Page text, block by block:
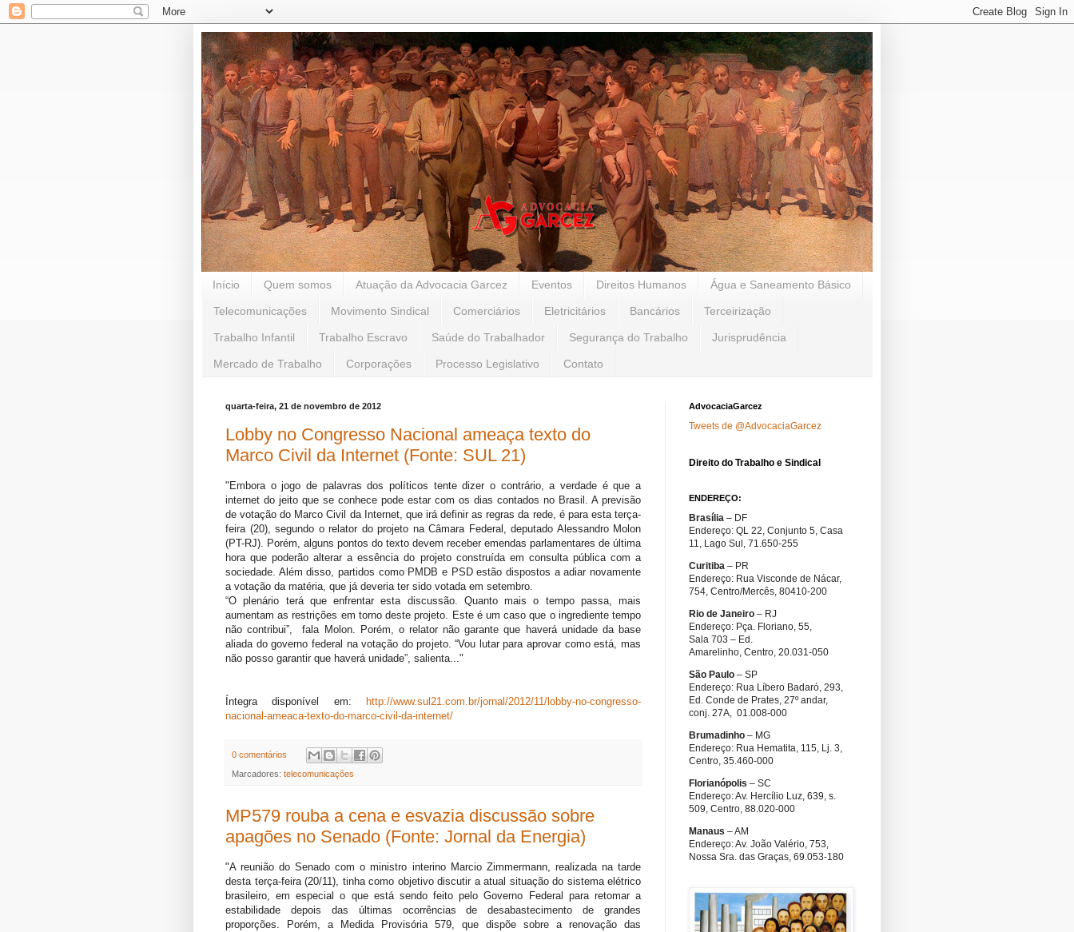
Início Quem somos Atuação da Advocacia Garcez Eventos Direitos Humanos Água e Saneamento Básico
Telecomunicações Movimento Sindical Comerciários Eletricitários Bancários Terceirização
Trabalho Infantil Trabalho Escravo Saúde do Trabalhador Segurança do Trabalho Jurisprudência
Mercado de Trabalho Corporações Processo Legislativo Contato
quarta-feira, 21 de novembro de 2012
Lobby no Congresso Nacional ameaça texto do
Marco Civil da Internet (Fonte: SUL 21)
"Embora o jogo de palavras dos políticos tente dizer o contrário, a verdade é que a
internet do jeito que se conhece pode estar com os dias contados no Brasil. A previsão
de votação do Marco Civil da Internet, que irá definir as regras da rede, é para esta terça-
feira (20), segundo o relator do projeto na Câmara Federal, deputado Alessandro Molon
(PT-RJ). Porém, alguns pontos do texto devem receber emendas parlamentares de última
hora que poderão alterar a essência do projeto construída em consulta pública com a
sociedade. Além disso, partidos como PMDB e PSD estão dispostos a adiar novamente
a votação da matéria, que já deveria ter sido votada em setembro.
“O plenário terá que enfrentar esta discussão. Quanto mais o tempo passa, mais
aumentam as restrições em torno deste projeto. Este é um caso que o ingrediente tempo
não contribui”, fala Molon. Porém, o relator não garante que haverá unidade da base
aliada do governo federal na votação do projeto. “Vou lutar para aprovar como está, mas
não posso garantir que haverá unidade”, salienta..."
Íntegra disponível em:
http://www.sul21.com.br/jornal/2012/11/lobby-no-congresso-
nacional-ameaca-texto-do-marco-civil-da-internet/
0 comentários
Marcadores: telecomunicações
MP579 rouba a cena e esvazia discussão sobre
apagões no Senado (Fonte: Jornal da Energia)
"A reunião do Senado com o ministro interino Marcio Zimmermann, realizada na tarde
desta terça-feira (20/11), tinha como objetivo discutir a atual situação do sistema elétrico
brasileiro, em especial o que está sendo feito pelo Governo Federal para retomar a
estabilidade depois das últimas ocorrências de desabastecimento de grandes
proporções. Porém, a Medida Provisória 579, que dispõe sobre a renovação das
AdvocaciaGarcez
Tweets de @AdvocaciaGarcez
Direito do Trabalho e Sindical
ENDEREÇO:
Brasília – DF
Endereço: QL 22, Conjunto 5, Casa
11, Lago Sul, 71.650-255
Curitiba – PR
Endereço: Rua Visconde de Nácar,
754, Centro/Mercês, 80410-200
Rio de Janeiro – RJ
Endereço: Pça. Floriano, 55,
Sala 703 – Ed.
Amarelinho, Centro, 20.031-050
São Paulo – SP
Endereço: Rua Líbero Badaró, 293,
Ed. Conde de Prates, 27º andar,
conj. 27A, 01.008-000
Brumadinho – MG
Endereço: Rua Hematita, 115, Lj. 3,
Centro, 35.460-000
Florianópolis – SC
Endereço: Av. Hercílio Luz, 639, s.
509, Centro, 88.020-000
Manaus – AM
Endereço: Av. João Valério, 753,
Nossa Sra. das Graças, 69.053-180